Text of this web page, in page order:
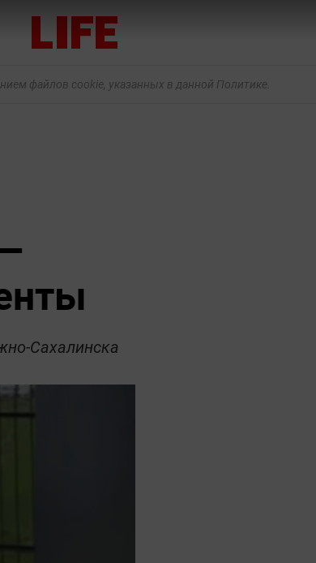
файлов cookie, указанных в данной Политике.
Сахалинска